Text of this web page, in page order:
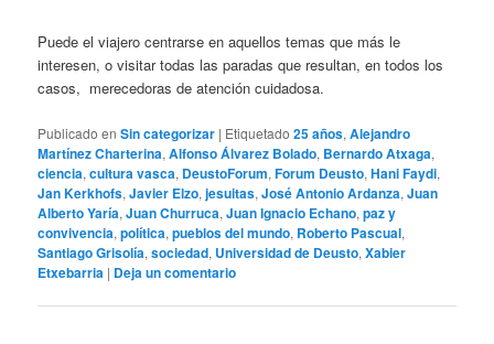
Puede el viajero centrarse en aquellos temas que más le
interesen, o visitar todas las paradas que resultan, en todos los
casos, merecedoras de atención cuidadosa.
Publicado en Sin categorizar | Etiquetado 25 años,Alejandro
Martínez Charterina,Alfonso Álvarez Bolado, Bernardo Atxaga,
ciencia,cultura vasca, DeustoForum,Forum Deusto,Hani Faydi,
Jan Kerkhofs,Javier Elzo,jesuitas,José Antonio Ardanza,Juan
Alberto Yaría,Juan Churruca,Juan Ignacio Echano,paz y
convivencia,política,pueblos del mundo, Roberto Pascual,
Santiago Grisolía,sociedad, Universidad de Deusto,Xabier
Etxebarria | Deja un comentario